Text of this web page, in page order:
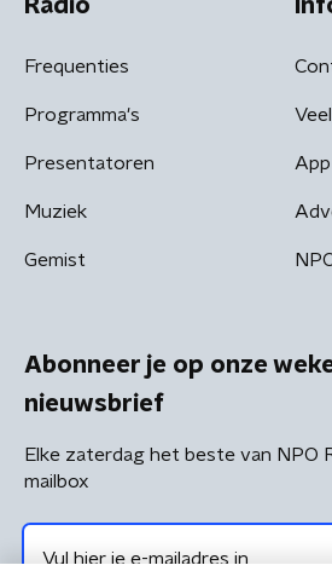
Radio
Frequenties
Programma's
Presentatoren
Muziek
Gemist
Abonneer je op onze
nieuwsbrief
Elke zaterdag het beste van NPO
mailbox